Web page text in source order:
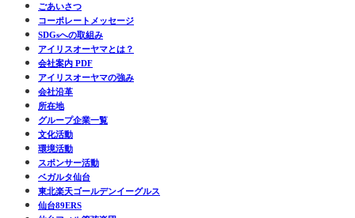
ごあいさつ
コーポレートメッセージ
SDGsへの取組み
アイリスオーヤマとは？
会社案内 PDF
アイリスオーヤマの強み
会社沿革
所在地
グループ企業一覧
文化活動
環境活動
スポンサー活動
ベガルタ仙台
東北楽天ゴールデンイーグルス
仙台89ERS